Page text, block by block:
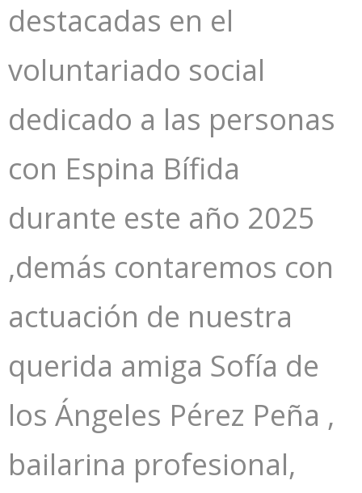
destacadas en el
voluntariado social
dedicado a las personas
con Espina Bífida
durante este año 2025
,demás contaremos con
actuación de nuestra
querida amiga Sofía de
los Ángeles Pérez Peña ,
bailarina profesional,